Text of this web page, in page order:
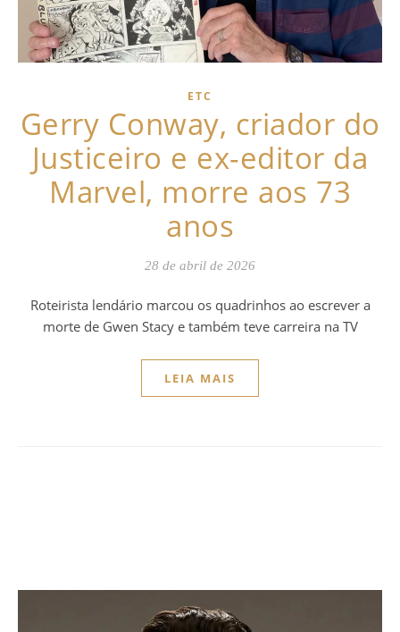
ETC
Gerry Conway, criador do
Justiceiro e ex-editor da
Marvel, morre aos 73
anos
28 de abril de 2026
Roteirista lendário marcou os quadrinhos ao escrever a
morte de Gwen Stacy e também teve carreira na TV
LEIA MAIS